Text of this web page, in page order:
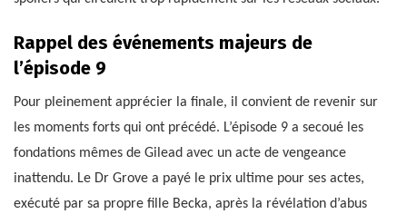
Rappel des événements majeurs de
l’épisode 9
Pour pleinement apprécier la finale, il convient de revenir sur
les moments forts qui ont précédé. L’épisode 9 a secoué les
fondations mêmes de Gilead avec un acte de vengeance
inattendu. Le Dr Grove a payé le prix ultime pour ses actes,
exécuté par sa propre fille Becka, après la révélation d’abus